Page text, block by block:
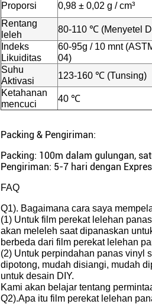
Proporsi 0,98 ± 0,02 g / cm³
Rentang
leleh
80-110 ℃ (Menyetel
Indeks
Likuiditas
60-95g / 10 mnt
04)
Suhu
Aktivasi
123-160 ℃ (Tunsing)
Ketahanan
mencuci
40 ℃
Packing & Pengiriman:
Packing: 100m dalam gulungan,
Pengiriman: 5-7 hari dengan
FAQ
Q1). Bagaimana cara saya
(1) Untuk film perekat lelehan
akan meleleh saat dipanaskan
berbeda dari film perekat lelehan
(2) Untuk perpindahan panas vinyl
dipotong, mudah disiangi, mudah
untuk desain DIY.
Kami akan belajar tentang
Q2).Apa itu film perekat lelehan